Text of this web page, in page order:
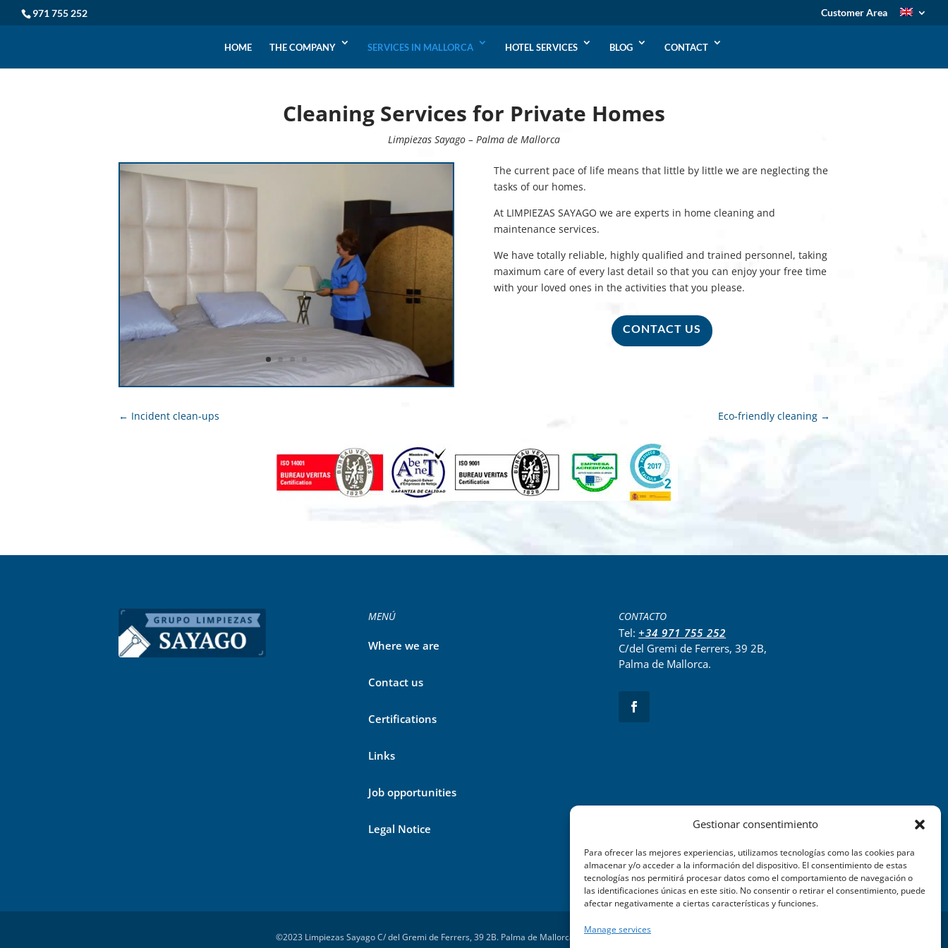
Gestionar consentimiento
Para ofrecer las mejores experiencias, utilizamos tecnologías como las cookies para
almacenar y/o acceder a la información del dispositivo. El consentimiento de estas
tecnologías nos permitirá procesar datos como el comportamiento de navegación o
las identificaciones únicas en este sitio. No consentir o retirar el consentimiento, puede
afectar negativamente a ciertas características y funciones.
Manage services
971 755 252 Customer Area
HOME THE COMPANY SERVICES IN MALLORCA HOTEL SERVICES BLOG CONTACT
Cleaning Services for Private Homes
Limpiezas Sayago – Palma de Mallorca
The current pace of life means that little by little we are neglecting the
tasks of our homes.
At LIMPIEZAS SAYAGO we are experts in home cleaning and
maintenance services.
We have totally reliable, highly qualified and trained personnel, taking
maximum care of every last detail so that you can enjoy your free time
with your loved ones in the activities that you please.
CONTACT US
← Incident clean-ups Eco-friendly cleaning→
MENÚ
Where we are
Contact us
Certifications
Links
Job opportunities
Legal Notice
CONTACTO
Tel: +34 971 755 252
C/del Gremi de Ferrers, 39 2B,
Palma de Mallorca.
©2023 Limpiezas Sayago C/ del Gremi de Ferrers, 39 2B. Palma de Mallorca – Powered byTEIX WEB